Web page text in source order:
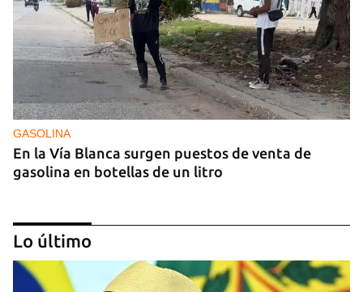
GASOLINA
En la Vía Blanca surgen puestos de venta de
gasolina en botellas de un litro
Lo último